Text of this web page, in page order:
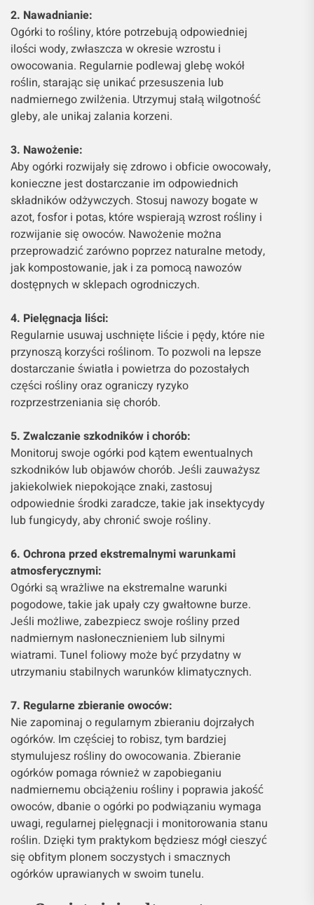
2. Nawadnianie:
Ogórki to rośliny, które potrzebują odpowiedniej
ilości wody, zwłaszcza w okresie wzrostu i
owocowania. Regularnie podlewaj glebę wokół
roślin, starając się unikać przesuszenia lub
nadmiernego zwilżenia. Utrzymuj stałą wilgotność
gleby, ale unikaj zalania korzeni.
3. Nawożenie:
Aby ogórki rozwijały się zdrowo i obficie owocowały,
konieczne jest dostarczanie im odpowiednich
składników odżywczych. Stosuj nawozy bogate w
azot, fosfor i potas, które wspierają wzrost rośliny i
rozwijanie się owoców. Nawożenie można
przeprowadzić zarówno poprzez naturalne metody,
jak kompostowanie, jak i za pomocą nawozów
dostępnych w sklepach ogrodniczych.
4. Pielęgnacja liści:
Regularnie usuwaj uschnięte liście i pędy, które nie
przynoszą korzyści roślinom. To pozwoli na lepsze
dostarczanie światła i powietrza do pozostałych
części rośliny oraz ograniczy ryzyko
rozprzestrzeniania się chorób.
5. Zwalczanie szkodników i chorób:
Monitoruj swoje ogórki pod kątem ewentualnych
szkodników lub objawów chorób. Jeśli zauważysz
jakiekolwiek niepokojące znaki, zastosuj
odpowiednie środki zaradcze, takie jak insektycydy
lub fungicydy, aby chronić swoje rośliny.
6. Ochrona przed ekstremalnymi warunkami
atmosferycznymi:
Ogórki są wrażliwe na ekstremalne warunki
pogodowe, takie jak upały czy gwałtowne burze.
Jeśli możliwe, zabezpiecz swoje rośliny przed
nadmiernym nasłonecznieniem lub silnymi
wiatrami. Tunel foliowy może być przydatny w
utrzymaniu stabilnych warunków klimatycznych.
7. Regularne zbieranie owoców:
Nie zapominaj o regularnym zbieraniu dojrzałych
ogórków. Im częściej to robisz, tym bardziej
stymulujesz rośliny do owocowania. Zbieranie
ogórków pomaga również w zapobieganiu
nadmiernemu obciążeniu rośliny i poprawia jakość
owoców, dbanie o ogórki po podwiązaniu wymaga
uwagi, regularnej pielęgnacji i monitorowania stanu
roślin. Dzięki tym praktykom będziesz mógł cieszyć
się obfitym plonem soczystych i smacznych
ogórków uprawianych w swoim tunelu.